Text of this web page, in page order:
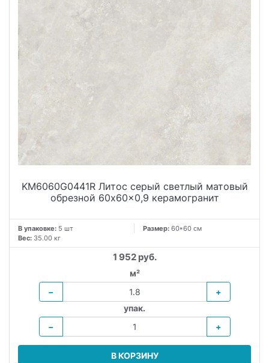
KM6060G0441R Литос серый светлый матовый
обрезной 60x60x0,9 керамогранит
В упаковке: 5 шт Размер: 60*60 см
Вес: 35.00 кг
1 952 руб.
м²
−
+
упак.
−
+
В КОРЗИНУ